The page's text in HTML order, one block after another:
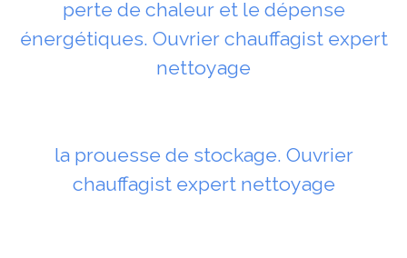
perte de chaleur et le dépense
énergétiques. Ouvrier chauffagist expert
nettoyage
la prouesse de stockage. Ouvrier
chauffagist expert nettoyage